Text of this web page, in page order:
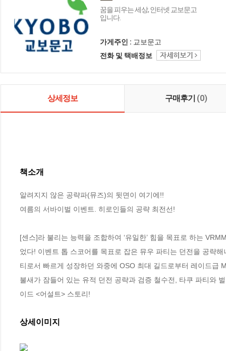
꿈을 피우는 세상, 인터넷 교보문고
입니다.
가게주인 : 교보문고
전화 및 택배정보
상세정보 구매후기 (0)
책소개
알려지지 않은 공략파(뮤즈)의 뒷면이 여기에!!
여름의 서바이벌 이벤트. 히로인들의 공략 최전선!
[센스]라 불리는 능력을 조합하여 ‘유일한’ 힘을 목표로 하는
었다! 이벤트 톱 스코어를 목표로 잡은 뮤우 파티는 던전을 공략
티로서 빠르게 성장하던 와중에 OSO 최대 길드로부터 레이드
불새가 잠들어 있는 유적 던전 공략과 검증 철수전, 타쿠 파티와
이드 <어설트> 스토리!
상세이미지